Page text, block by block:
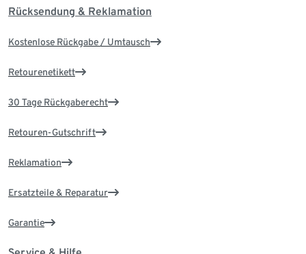
Rücksendung & Reklamation
Kostenlose Rückgabe / Umtausch
Retourenetikett
30 Tage Rückgaberecht
Retouren-Gutschrift
Reklamation
Ersatzteile & Reparatur
Garantie